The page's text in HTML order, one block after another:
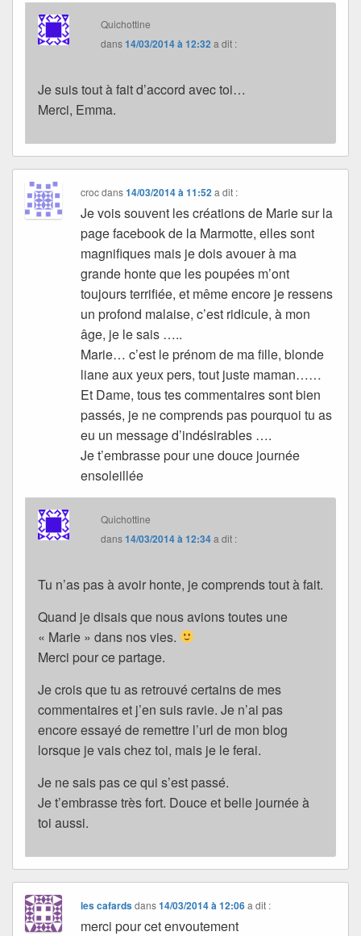
Quichottine
dans14/03/2014 à 12:32 a dit :
Je suis tout à fait d’accord avec toi…
Merci, Emma.
crocdans14/03/2014 à 11:52 a dit :
Je vois souvent les créations de Marie sur la
page facebook de la Marmotte, elles sont
magnifiques mais je dois avouer à ma
grande honte que les poupées m’ont
toujours terrifiée, et même encore je ressens
un profond malaise, c’est ridicule, à mon
âge, je le sais …..
Marie… c’est le prénom de ma fille, blonde
liane aux yeux pers, tout juste maman……
Et Dame, tous tes commentaires sont bien
passés, je ne comprends pas pourquoi tu as
eu un message d’indésirables ….
Je t’embrasse pour une douce journée
ensoleillée
Quichottine
dans14/03/2014 à 12:34a dit :
Tu n’as pas à avoir honte, je comprends tout à fait.
Quand je disais que nous avions toutes une
« Marie » dans nos vies.
Merci pour ce partage.
Je crois que tu as retrouvé certains de mes
commentaires et j’en suis ravie. Je n’ai pas
encore essayé de remettre l’url de mon blog
lorsque je vais chez toi, mais je le ferai.
Je ne sais pas ce qui s’est passé.
Je t’embrasse très fort. Douce et belle journée à
toi aussi.
les cafardsdans14/03/2014 à 12:06 a dit :
merci pour cet envoutement